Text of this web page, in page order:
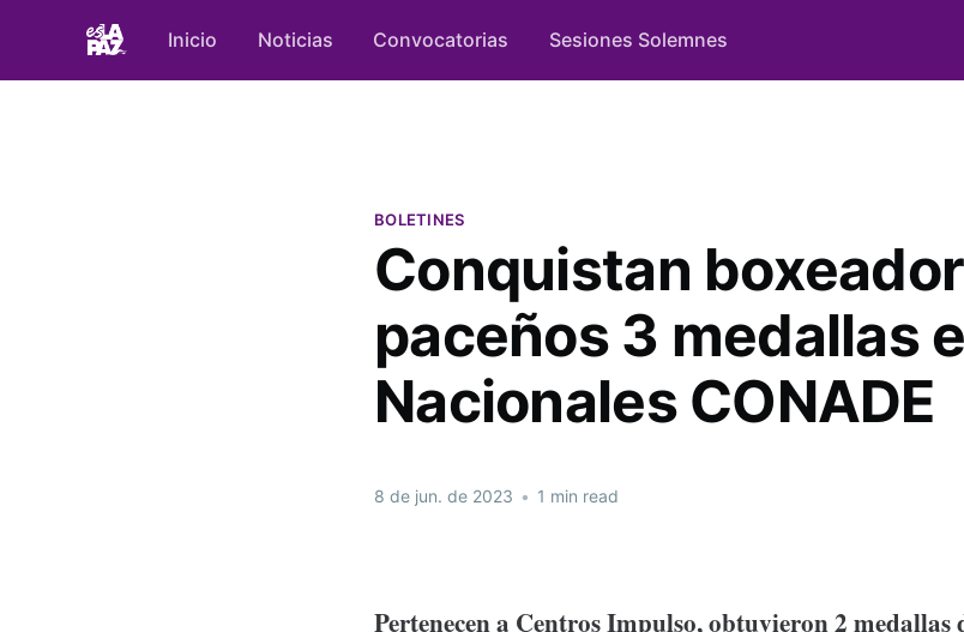
Inicio Noticias Convocatorias Sesiones Solemnes
BOLETINES
Conquistan
paceños 3 medallas
Nacionales CONADE
8 de jun. de 2023 • 1 min read
Pertenecen a Centros Impulso, obtuvieron 2 medallas